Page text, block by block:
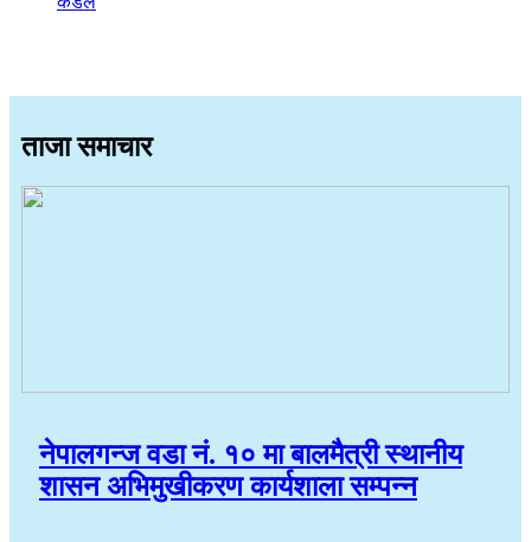
ताजा समाचार
नेपालगन्ज वडा नं. १० मा बालमैत्री स्थानीय
शासन अभिमुखीकरण कार्यशाला सम्पन्न